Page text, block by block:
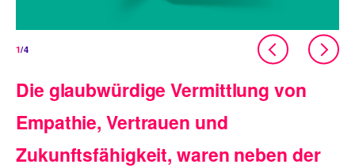
1/4
Die glaubwürdige Vermittlung von
Empathie, Vertrauen und
Zukunftsfähigkeit, waren neben der